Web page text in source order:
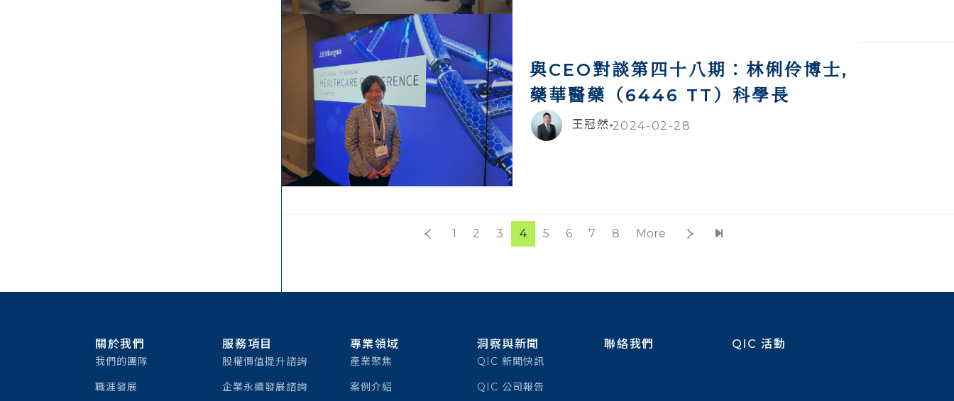
與CEO對談第四十八期：林俐伶博士,
藥華醫藥（6446 TT）科學長
王冠然 2024-02-28
1 2 3 4 5 6 7 8 More
關於我們
我們的團隊
職涯發展
服務項目
股權價值提升諮詢
企業永續發展諮詢
專業領域
產業聚焦
案例介紹
洞察與新聞
QIC 新聞快訊
QIC 公司報告
聯絡我們 QIC 活動